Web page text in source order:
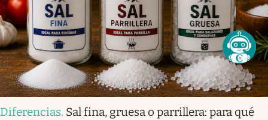
Diferencias. Sal fina, gruesa o parrillera: para qué